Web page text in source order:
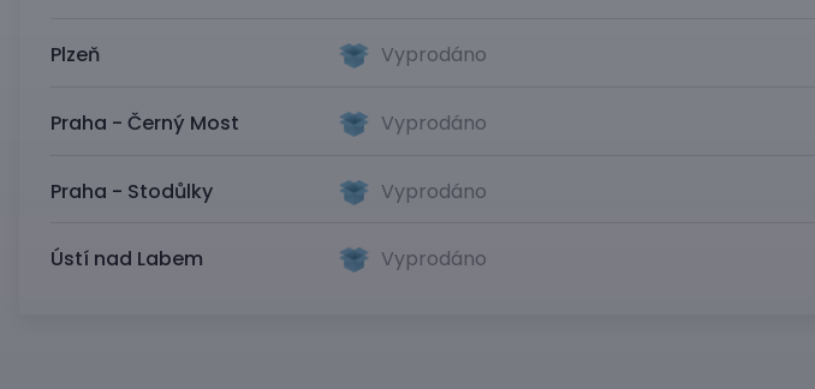
Plzeň Vyprodáno
Praha - Černý Most Vyprodáno
Praha - Stodůlky Vyprodáno
Ústí nad Labem Vyprodáno